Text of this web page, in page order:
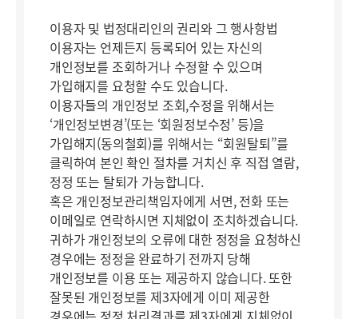
이용자 및 법정대리인의 권리와 그 행사항법
이용자는 언제든지 등록되어 있는 자신의
개인정보를 조회하거나 수정할 수 있으며
가입해지를 요청할 수도 있습니다.
이용자들의 개인정보 조회,수정을 위해서는
‘개인정보변경’(또는 ‘회원정보수정’ 등)을
가입해지(동의철회)를 위해서는 “회원탈퇴”를
클릭하여 본인 확인 절차를 거치신 후 직접 열람,
정정 또는 탈퇴가 가능합니다.
혹은 개인정보관리책임자에게 서면, 전화 또는
이메일로 연락하시면 지체없이 조치하겠습니다.
귀하가 개인정보의 오류에 대한 정정을 요청하신
경우에는 정정을 완료하기 전까지 당해
개인정보를 이용 또는 제공하지 않습니다. 또한
잘못된 개인정보를 제3자에게 이미 제공한